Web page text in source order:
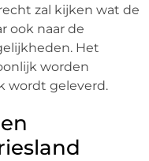
zal kijken wat de
ook naar de
Het
worden
wordt geleverd.